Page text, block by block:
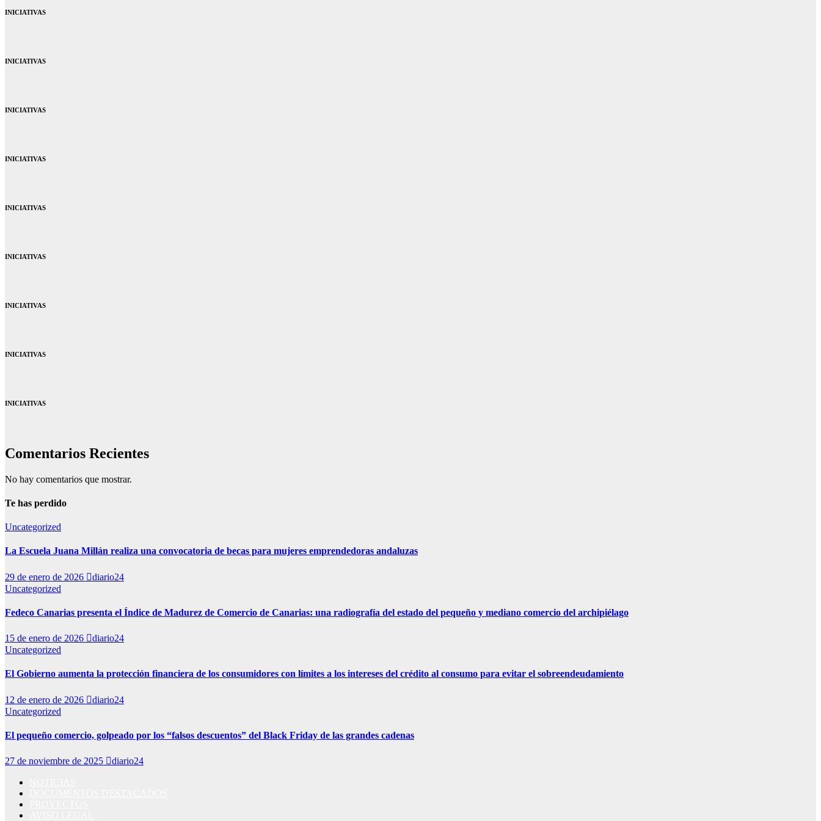
INICIATIVAS
INICIATIVAS
INICIATIVAS
INICIATIVAS
INICIATIVAS
INICIATIVAS
INICIATIVAS
INICIATIVAS
INICIATIVAS
Comentarios Recientes
No hay comentarios que mostrar.
Te has perdido
Uncategorized
La Escuela Juana Millán realiza una convocatoria de becas para mujeres emprendedoras andaluzas
29 de enero de 2026
diario24
Uncategorized
Fedeco Canarias presenta el Índice de Madurez de Comercio de Canarias: una radiografía del estado del pequeño y mediano comercio del archipiélago
15 de enero de 2026
diario24
Uncategorized
El Gobierno aumenta la protección financiera de los consumidores con límites a los intereses del crédito al consumo para evitar el sobreendeudamiento
12 de enero de 2026
diario24
Uncategorized
El pequeño comercio, golpeado por los “falsos descuentos” del Black Friday de las grandes cadenas
27 de noviembre de 2025 diario24